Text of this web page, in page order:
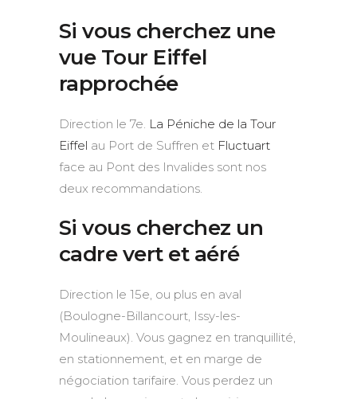
Si vous cherchez une
vue Tour Eiffel
rapprochée
Direction le 7e. La Péniche de la Tour
Eiffel au Port de Suffren et Fluctuart
face au Pont des Invalides sont nos
deux recommandations.
Si vous cherchez un
cadre vert et aéré
Direction le 15e, ou plus en aval
(Boulogne-Billancourt, Issy-les-
Moulineaux). Vous gagnez en tranquillité,
en stationnement, et en marge de
négociation tarifaire. Vous perdez un